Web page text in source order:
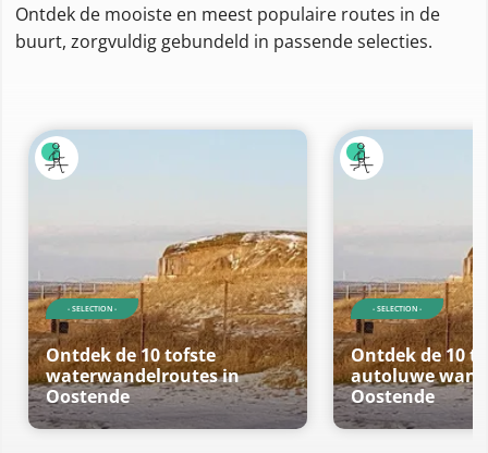
Ontdek de mooiste en meest populaire routes in de
buurt, zorgvuldig gebundeld in passende selecties.
- SELECTION -
Ontdek de 10 tofste
waterwandelroutes in
Oostende
- SELECTION -
Ontdek de 10
autoluwe
Oostende